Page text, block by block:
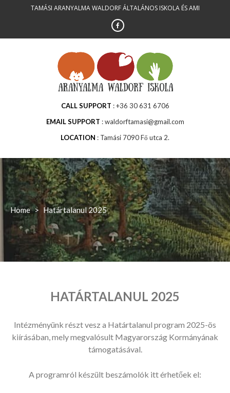
TAMÁSI ARANYALMA WALDORF ÁLTALÁNOS ISKOLA ÉS AMI
CALL SUPPORT
+36 30 631 6706
EMAIL SUPPORT
waldorftamasi@gmail.com
LOCATION
Tamási 7090 Fő utca 2.
Home > Határtalanul 2025
HATÁRTALANUL 2025
Intézményünk részt vesz a Határtalanul program 2025-ös
kiírásában, mely megvalósult Magyarország Kormányának
támogatásával.
A programról készült beszámolók itt érhetőek el: